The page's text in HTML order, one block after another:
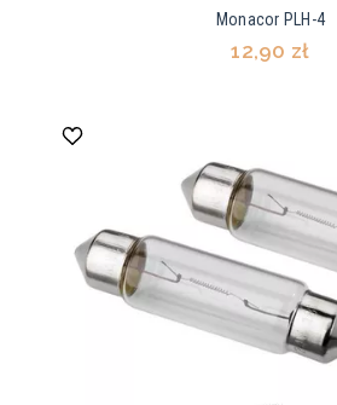
Monacor PLH-4
12,90 zł